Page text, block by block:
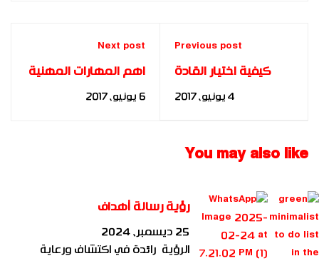
Previous post
كيفية اختيار القادة
الإداريين واكتشافهم -
4 يونيو، 2017
Next post
اهم المهارات المهنية
للموظفين الجدد - د.
6 يونيو، 2017
You may also like
رؤية رسالة أهداف
25 ديسمبر، 2024
الرؤية رائدة في اكتشاف ورعاية